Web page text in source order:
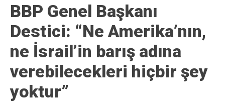
BBP Genel Başkanı
Destici: “Ne Amerika’nın,
ne İsrail’in barış adına
verebilecekleri hiçbir şey
yoktur”